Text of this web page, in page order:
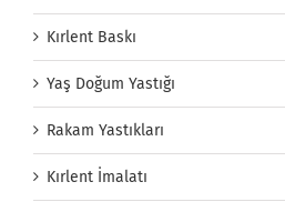
Kırlent Baskı
Yaş Doğum Yastığı
Rakam Yastıkları
Kırlent İmalatı